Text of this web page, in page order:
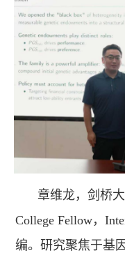
章维龙，剑桥
College Fellow，
编。研究聚焦于基